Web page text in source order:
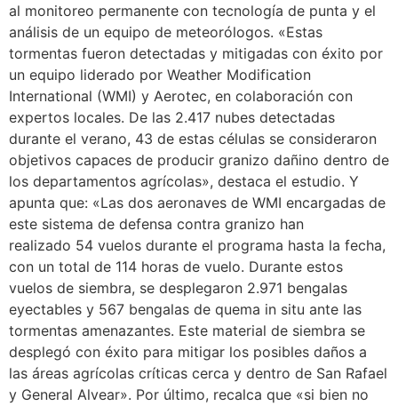
al monitoreo permanente con tecnología de punta y el
análisis de un equipo de meteorólogos. «Estas
tormentas fueron detectadas y mitigadas con éxito por
un equipo liderado por Weather Modification
International (WMI) y Aerotec, en colaboración con
expertos locales. De las 2.417 nubes detectadas
durante el verano, 43 de estas células se consideraron
objetivos capaces de producir granizo dañino dentro de
los departamentos agrícolas», destaca el estudio. Y
apunta que: «Las dos aeronaves de WMI encargadas de
este sistema de defensa contra granizo han
realizado 54 vuelos durante el programa hasta la fecha,
con un total de 114 horas de vuelo. Durante estos
vuelos de siembra, se desplegaron 2.971 bengalas
eyectables y 567 bengalas de quema in situ ante las
tormentas amenazantes. Este material de siembra se
desplegó con éxito para mitigar los posibles daños a
las áreas agrícolas críticas cerca y dentro de San Rafael
y General Alvear». Por último, recalca que «si bien no